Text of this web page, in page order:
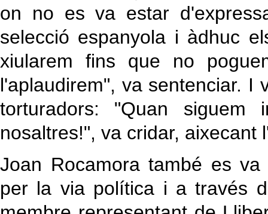
on no es va estar
selecció espanyola i àdhuc
xiularem fins que no
l'aplaudirem", va sentenciar. I
torturadors: "Quan siguem
nosaltres!", va cridar, aixecant
Joan Rocamora també es
per la via política i a través